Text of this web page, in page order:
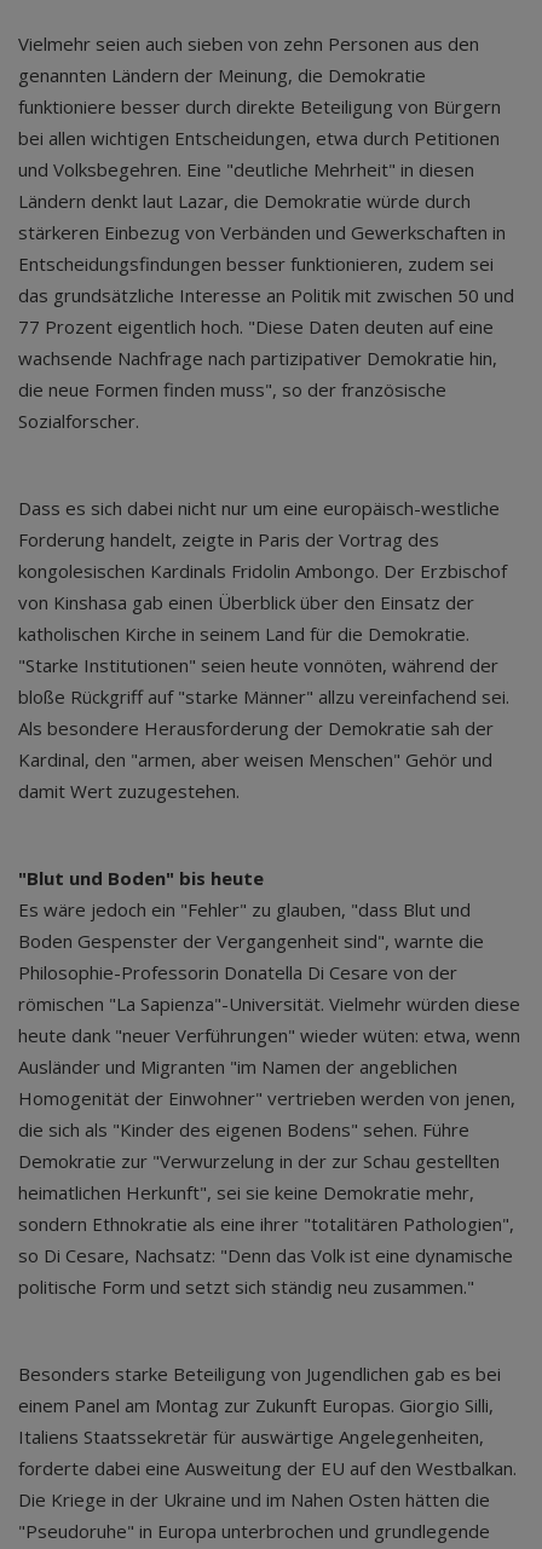
Vielmehr seien auch sieben von zehn Personen aus den
genannten Ländern der Meinung, die Demokratie
funktioniere besser durch direkte Beteiligung von Bürgern
bei allen wichtigen Entscheidungen, etwa durch Petitionen
und Volksbegehren. Eine "deutliche Mehrheit" in diesen
Ländern denkt laut Lazar, die Demokratie würde durch
stärkeren Einbezug von Verbänden und Gewerkschaften in
Entscheidungsfindungen besser funktionieren, zudem sei
das grundsätzliche Interesse an Politik mit zwischen 50 und
77 Prozent eigentlich hoch. "Diese Daten deuten auf eine
wachsende Nachfrage nach partizipativer Demokratie hin,
die neue Formen finden muss", so der französische
Sozialforscher.
Dass es sich dabei nicht nur um eine europäisch-westliche
Forderung handelt, zeigte in Paris der Vortrag des
kongolesischen Kardinals Fridolin Ambongo. Der Erzbischof
von Kinshasa gab einen Überblick über den Einsatz der
katholischen Kirche in seinem Land für die Demokratie.
"Starke Institutionen" seien heute vonnöten, während der
bloße Rückgriff auf "starke Männer" allzu vereinfachend sei.
Als besondere Herausforderung der Demokratie sah der
Kardinal, den "armen, aber weisen Menschen" Gehör und
damit Wert zuzugestehen.
"Blut und Boden" bis heute
Es wäre jedoch ein "Fehler" zu glauben, "dass Blut und
Boden Gespenster der Vergangenheit sind", warnte die
Philosophie-Professorin Donatella Di Cesare von der
römischen "La Sapienza"-Universität. Vielmehr würden diese
heute dank "neuer Verführungen" wieder wüten: etwa, wenn
Ausländer und Migranten "im Namen der angeblichen
Homogenität der Einwohner" vertrieben werden von jenen,
die sich als "Kinder des eigenen Bodens" sehen. Führe
Demokratie zur "Verwurzelung in der zur Schau gestellten
heimatlichen Herkunft", sei sie keine Demokratie mehr,
sondern Ethnokratie als eine ihrer "totalitären Pathologien",
so Di Cesare, Nachsatz: "Denn das Volk ist eine dynamische
politische Form und setzt sich ständig neu zusammen."
Besonders starke Beteiligung von Jugendlichen gab es bei
einem Panel am Montag zur Zukunft Europas. Giorgio Silli,
Italiens Staatssekretär für auswärtige Angelegenheiten,
forderte dabei eine Ausweitung der EU auf den Westbalkan.
Die Kriege in der Ukraine und im Nahen Osten hätten die
"Pseudoruhe" in Europa unterbrochen und grundlegende